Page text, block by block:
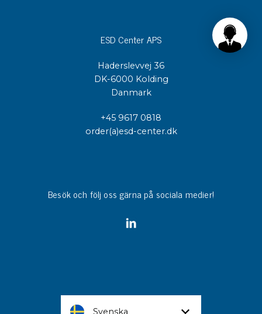
ESD Center APS
Haderslevvej 36
DK-6000 Kolding
Danmark
+45 9617 0818
order(a)esd-center.dk
Besök och följ oss gärna på sociala medier!
Svenska